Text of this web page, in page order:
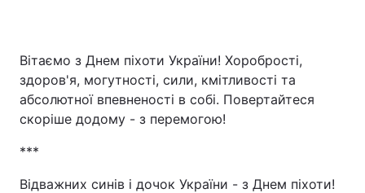
Вітаємо з Днем піхоти України! Хоробрості,
здоров'я, могутності, сили, кмітливості та
абсолютної впевненості в собі. Повертайтеся
скоріше додому - з перемогою!
***
Відважних синів і дочок України - з Днем піхоти!